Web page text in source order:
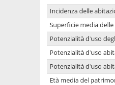
Incidenza delle
Superficie media
Potenzialità d'uso
Potenzialità d'uso
Potenzialità d'uso
Età media del